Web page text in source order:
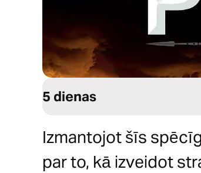
5 dienas
Izmantojot šīs
par to, kā izveidot